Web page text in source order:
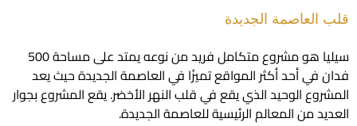
الجديدة
سيليا هو مشروع متكامل فريد من نوعه يمتد على مساحة 500
أحد أكثر المواقع تميزًا في العاصمة الجديدة حيث يعد
الوحيد الذي يقع في قلب النهر الأخضر. يقع المشروع بجوار
من المعالم الرئيسية للعاصمة الجديدة.